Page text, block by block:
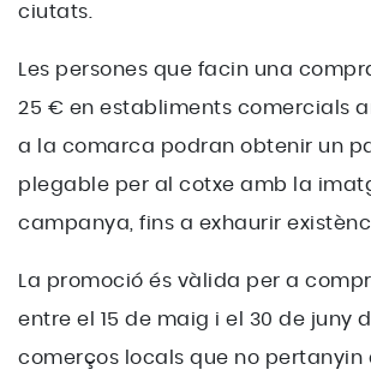
ciutats.
Les persones que facin una
25 € en establiments comercials
a la comarca podran obtenir un
plegable per al cotxe amb la
campanya, fins a exhaurir
La promoció és vàlida per a
entre el 15 de maig i el 30 de juny
comerços locals que no pertanyin